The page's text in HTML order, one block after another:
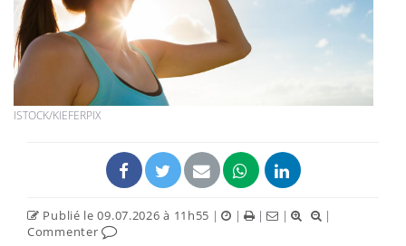
ISTOCK/KIEFERPIX
Publié le 09.07.2026 à 11h55 | | | |
|
Commenter